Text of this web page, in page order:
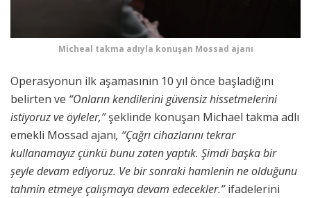
Micheal takma adıyla konuşan Mossad ajanı
Operasyonun ilk aşamasının 10 yıl önce başladığını
belirten ve “Onların kendilerini güvensiz hissetmelerini
istiyoruz ve öyleler,”şeklinde konuşan Michael takma adlı
emekli Mossad ajanı, “Çağrı cihazlarını tekrar
kullanamayız çünkü bunu zaten yaptık. Şimdi başka bir
şeyle devam ediyoruz. Ve bir sonraki hamlenin ne olduğunu
tahmin etmeye çalışmaya devam edecekler.”ifadelerini